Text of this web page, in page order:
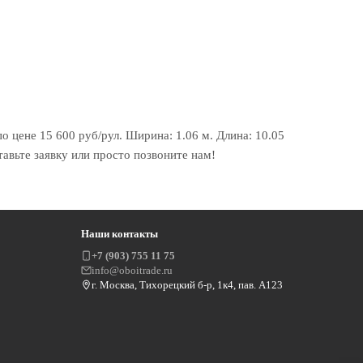
цене 15 600 руб/рул. Ширина: 1.06 м. Длина: 10.05
заявку или просто позвоните нам!
Наши контакты
+7 (903) 755 11 75
info@oboitrade.ru
г. Москва, Тихорецкий б-р, 1к4, пав. А123